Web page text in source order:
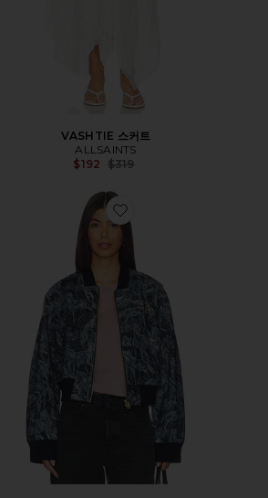
VASHTIE 스커트
ALLSAINTS
$192 Previous price:
$319
Favorite KAYTRA DENIM 보머